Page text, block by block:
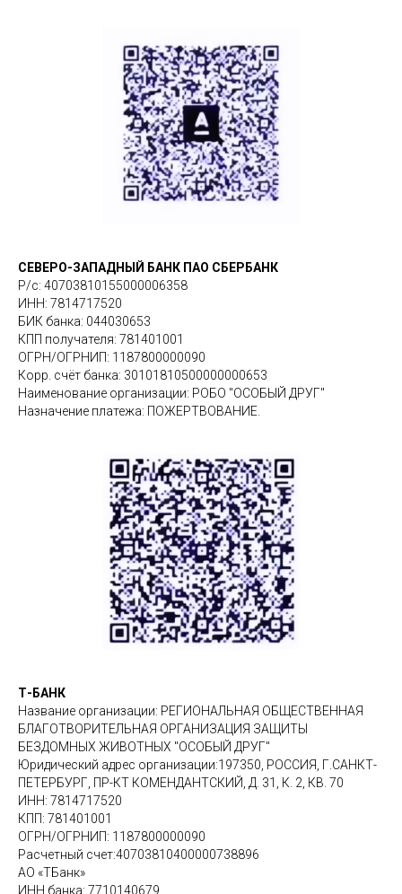
СЕВЕРО-ЗАПАДНЫЙ БАНК ПАО СБЕРБАНК
Р/с: 40703810155000006358
ИНН: 7814717520
БИК банка: 044030653
КПП получателя: 781401001
ОГРН/ОГРНИП: 1187800000090
Корр. счёт банка: 30101810500000000653
Наименование организации: РОБО "ОСОБЫЙ ДРУГ"
Назначение платежа: ПОЖЕРТВОВАНИЕ.
Т-БАНК
Название организации: РЕГИОНАЛЬНАЯ ОБЩЕСТВЕННАЯ
БЛАГОТВОРИТЕЛЬНАЯ ОРГАНИЗАЦИЯ ЗАЩИТЫ
БЕЗДОМНЫХ ЖИВОТНЫХ "ОСОБЫЙ ДРУГ"
Юридический адрес организации:197350, РОССИЯ, Г.САНКТ-
ПЕТЕРБУРГ, ПР-КТ КОМЕНДАНТСКИЙ, Д. 31, К. 2, КВ. 70
ИНН: 7814717520
КПП: 781401001
ОГРН/ОГРНИП: 1187800000090
Расчетный счет:40703810400000738896
АО «ТБанк»
ИНН банка: 7710140679